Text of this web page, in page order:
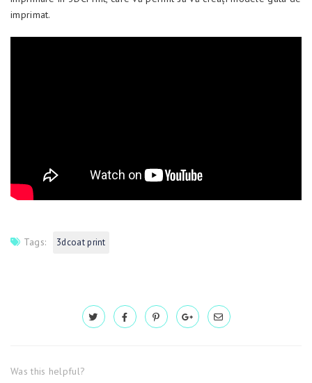
imprimat.
Tags: 3dcoat print
Was this helpful?